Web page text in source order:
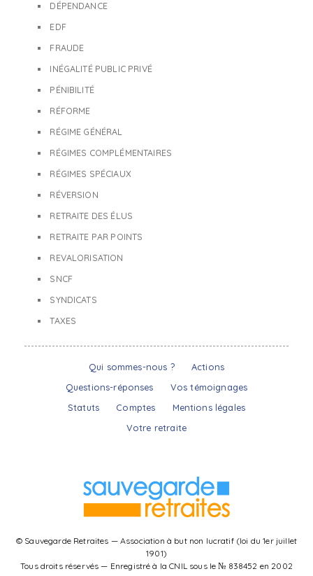
DÉPENDANCE
EDF
FRAUDE
INÉGALITÉ PUBLIC PRIVÉ
PÉNIBILITÉ
RÉFORME
RÉGIME GÉNÉRAL
RÉGIMES COMPLÉMENTAIRES
RÉGIMES SPÉCIAUX
RÉVERSION
RETRAITE DES ÉLUS
RETRAITE PAR POINTS
REVALORISATION
SNCF
SYNDICATS
TAXES
Qui sommes-nous ?
Actions
Questions-réponses
Vos témoignages
Statuts
Comptes
Mentions légales
Votre retraite
© Sauvegarde Retraites — Association à but non lucratif (loi du 1er juillet
1901)
Tous droits réservés — Enregistré à la CNIL sous le № 838452 en 2002